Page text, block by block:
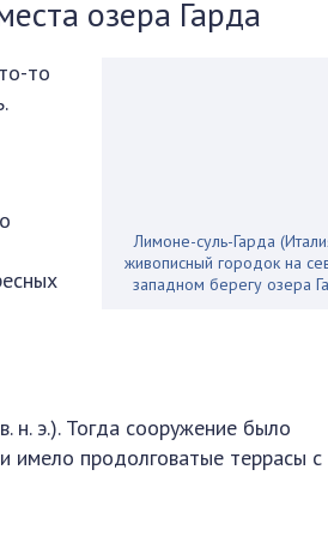
озера Гарда
Лимоне-суль-Гарда
живописный городок на
западном берегу озера
то
э.). Тогда сооружение было
имело продолговатые террасы с